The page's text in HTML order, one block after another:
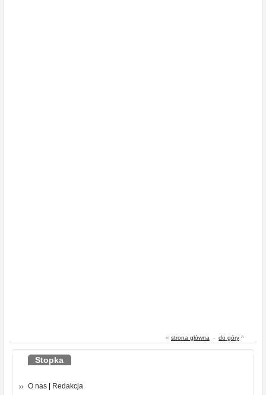
« strona główna - do góry ^
Stopka
O nas Redakcja